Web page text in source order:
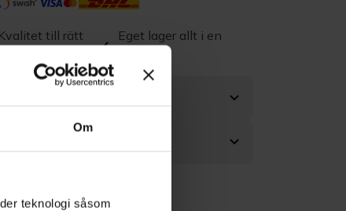
Om
teknologi såsom
Kvalitet till rätt
Eget lager allt i en